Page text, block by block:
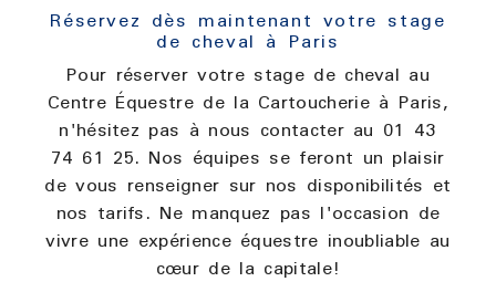
Réservez dès maintenant votre stage
de cheval à Paris
Pour réserver votre stage de cheval au
Centre Équestre de la Cartoucherie à Paris,
n'hésitez pas à nous contacter au 01 43
74 61 25. Nos équipes se feront un plaisir
de vous renseigner sur nos disponibilités et
nos tarifs. Ne manquez pas l'occasion de
vivre une expérience équestre inoubliable au
cœur de la capitale!